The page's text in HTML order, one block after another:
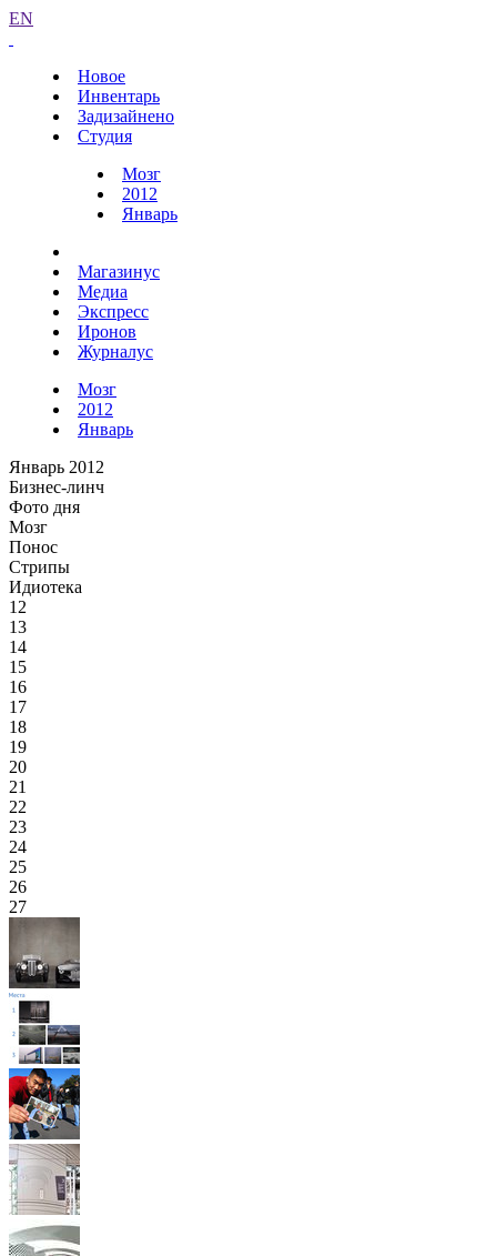
EN
Новое
Инвентарь
Задизайнено
Студия
Мозг
2012
Январь
Магазинус
Медиа
Экспресс
Иронов
Журналус
Мозг
2012
Январь
Январь 2012
Бизнес-линч
Фото дня
Мозг
Понос
Стрипы
Идиотека
12
13
14
15
16
17
18
19
20
21
22
23
24
25
26
27